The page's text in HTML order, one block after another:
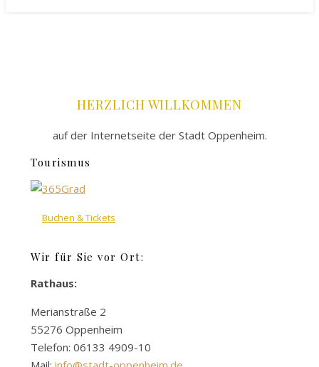
HERZLICH WILLKOMMEN
auf der Internetseite der Stadt Oppenheim.
Tourismus
Buchen & Tickets
Wir für Sie vor Ort:
Rathaus:
Merianstraße 2
55276 Oppenheim
Telefon: 06133 4909-10